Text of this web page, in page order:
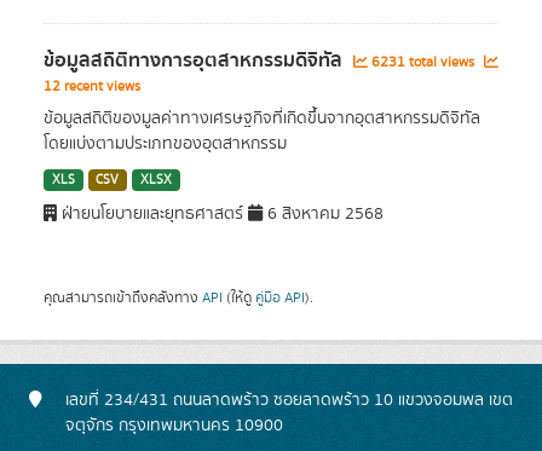
ข้อมูลสถิติทางการอุตสาหกรรมดิจิทัล
6231 total views
12 recent views
ข้อมูลสถิติของมูลค่าทางเศรษฐกิจที่เกิดขึ้นจากอุตสาหกรรมดิจิทัล
โดยแบ่งตามประเภทของอุตสาหกรรม
XLS CSV XLSX
ฝ่ายนโยบายและยุทธศาสตร์ 6 สิงหาคม 2568
คุณสามารถเข้าถึงคลังทาง API (ให้ดู คู่มือ API).
เลขที่ 234/431 ถนนลาดพร้าว ซอยลาดพร้าว 10 แขวงจอมพล เขต
จตุจักร กรุงเทพมหานคร 10900